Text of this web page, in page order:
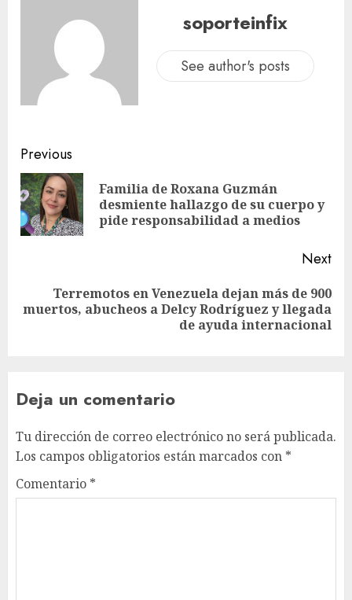
soporteinfix
See author's posts
Previous
Familia de Roxana Guzmán
desmiente hallazgo de su cuerpo y
pide responsabilidad a medios
Next
Terremotos en Venezuela dejan más de 900
muertos, abucheos a Delcy Rodríguez y llegada
de ayuda internacional
Deja un comentario
Tu dirección de correo electrónico no será publicada.
Los campos obligatorios están marcados con *
Comentario *